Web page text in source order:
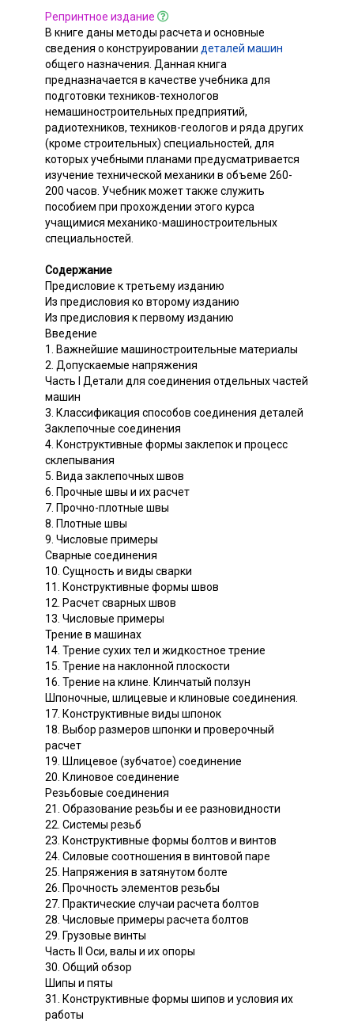
Репринтное издание
В книге даны методы расчета и основные
сведения о конструировании деталей машин
общего назначения. Данная книга
предназначается в качестве учебника для
подготовки техников-технологов
немашиностроительных предприятий,
радиотехников, техников-геологов и ряда других
(кроме строительных) специальностей, для
которых учебными планами предусматривается
изучение технической механики в объеме 260-
200 часов. Учебник может также служить
пособием при прохождении этого курса
учащимися механико-машиностроительных
специальностей.
Содержание
Предисловие к третьему изданию
Из предисловия ко второму изданию
Из предисловия к первому изданию
Введение
1. Важнейшие машиностроительные материалы
2. Допускаемые напряжения
Часть I Детали для соединения отдельных частей
машин
3. Классификация способов соединения деталей
Заклепочные соединения
4. Конструктивные формы заклепок и процесс
склепывания
5. Вида заклепочных швов
6. Прочные швы и их расчет
7. Прочно-плотные швы
8. Плотные швы
9. Числовые примеры
Сварные соединения
10. Сущность и виды сварки
11. Конструктивные формы швов
12. Расчет сварных швов
13. Числовые примеры
Трение в машинах
14. Трение сухих тел и жидкостное трение
15. Трение на наклонной плоскости
16. Трение на клине. Клинчатый ползун
Шпоночные, шлицевые и клиновые соединения.
17. Конструктивные виды шпонок
18. Выбор размеров шпонки и проверочный
расчет
19. Шлицевое (зубчатое) соединение
20. Клиновое соединение
Резьбовые соединения
21. Образование резьбы и ее разновидности
22. Системы резьб
23. Конструктивные формы болтов и винтов
24. Силовые соотношения в винтовой паре
25. Напряжения в затянутом болте
26. Прочность элементов резьбы
27. Практические случаи расчета болтов
28. Числовые примеры расчета болтов
29. Грузовые винты
Часть II Оси, валы и их опоры
30. Общий обзор
Шипы и пяты
31. Конструктивные формы шипов и условия их
работы